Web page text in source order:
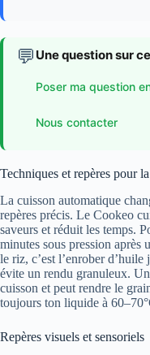
💬 Une question sur
Poser ma question
Nous contacter
Techniques et repères pour
La cuisson automatique
repères précis. Le Cookeo
saveurs et réduit les temps.
minutes sous pression après
le riz, c’est l’enrober
évite un rendu granuleux.
cuisson et peut rendre le
toujours ton liquide à
Repères visuels et sensoriels